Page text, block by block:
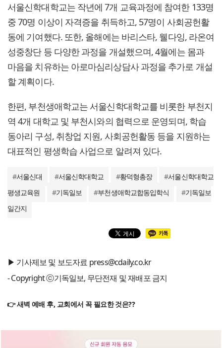
서울신학대학교는 작년에 7개 교육과정에 참여한 133명
중 70명 이상이 자격증을 취득하고, 57명이 사회공헌활
동에 기여했다. 또한, 올해에는 바리스타, 웰다잉, 라온여
성중창단 등 다양한 과정을 개설했으며, 4월에는 몸과
마음을 치유하는 아로마심리상담사 과정을 추가로 개설
할 계획이다.
한편, 부천생애학교는 서울신학대학교를 비롯한 부천지
역 4개 대학교 및 부천시와의 협력으로 운영되며, 학습
동아리 구성, 취창업 지원, 사회공헌활동 등을 지원하는
대표적인 평생학습 사업으로 알려져 있다.
#서울신대 #서울신학대학교 #황덕형총장 #서울신학대학교
평생교육원
#기독일보 #부천생애학교합동입학식 #기독일보
일간지
▶ 기사제보 및 보도자료 press@cdaily.co.kr
- Copyright ⓒ기독일보, 무단전재 및 재배포 금지
👉 새벽 예배 후, 교회에서 꼭 필요한 것은??